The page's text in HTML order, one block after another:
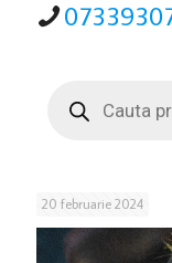
search
20 februarie 2024